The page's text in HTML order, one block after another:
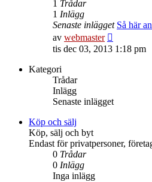
1 Trådar
1 Inlägg
Senaste inlägget Så här
av webmaster
till
tis dec 03, 2013 1:18 pm
Kategori
Trådar
Inlägg
Senaste inlägget
Köp och sälj
Köp, sälj och byt
Endast för privatpersoner,
0 Trådar
0 Inlägg
Inga inlägg